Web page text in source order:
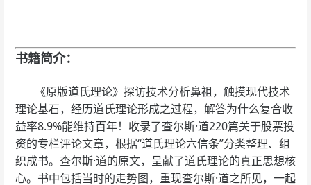
书籍简介：
《原版道氏理论》探访技术分析鼻祖，触摸现代技术
理论基石，经历道氏理论形成之过程，解答为什么复合收
益率8.9%能维持百年！收录了查尔斯·道220篇关于股票投
资的专栏评论文章，根据“道氏理论六信条”分类整理、组
织成书。查尔斯·道的原文，呈献了道氏理论的真正思想核
心。书中包括当时的走势图，重现查尔斯·道之所见，一起